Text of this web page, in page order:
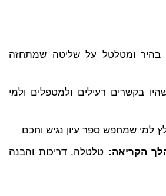
בהיר ומטלטל על שליטה שמתחזה
בקשרים רעילים ולמטפלים ולמי
למי שמחפש ספר עיון נגיש וחכם
הקריאה: טלטלה, דריכות והבנה